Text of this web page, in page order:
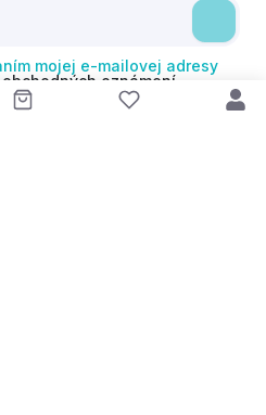
mojej e-mailovej adresy
oznámení
s čl. 6 ods. 1 písm. a)
súhlas môžem kedykoľvek